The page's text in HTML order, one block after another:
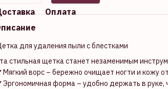
Оплата
для удаления пыли с блестками
стильная щетка станет незаменимым
ворс – бережно очищает ногти и кожу
форма – удобно держать в руке,